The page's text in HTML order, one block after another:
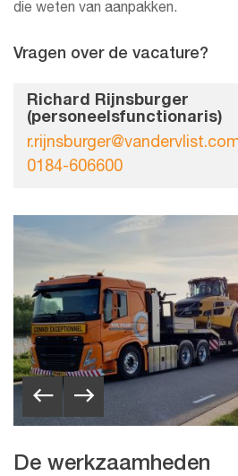
die weten van aanpakken.
Vragen over de vacature?
Richard Rijnsburger
(personeelsfunctionaris)
0184-606600
De werkzaamheden